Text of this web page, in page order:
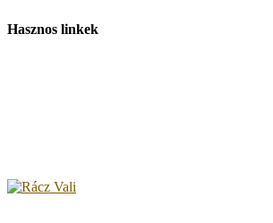
Hasznos linkek